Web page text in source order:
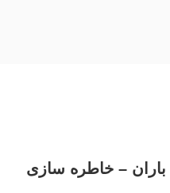
باران – خاطره سازی